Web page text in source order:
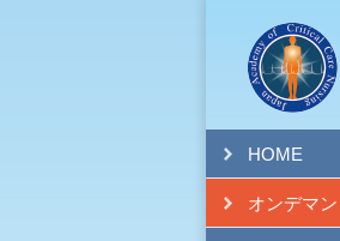
HOME
オンデマ